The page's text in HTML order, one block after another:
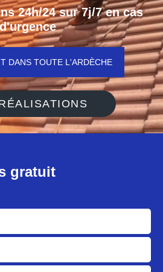
24h/24 sur 7j/7 en cas
d'urgence
DANS TOUTE L'ARDÈCHE
gratuit